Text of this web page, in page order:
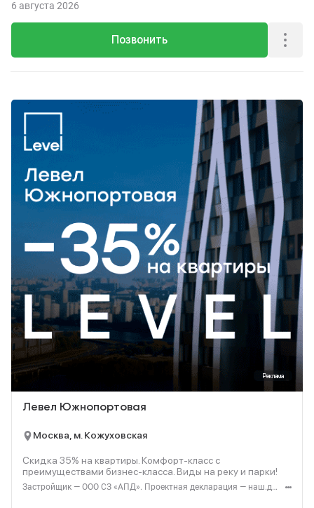
Позвонить
6 августа 2026
Реклама
Левел Южнопортовая
Москва, м. Кожуховская
Скидка 35% на квартиры. Комфорт-класс с
преимуществами бизнес-класса. Виды на реку и парки!
Застройщик — ООО СЗ «АПД». Проектная декларация — наш.дом.рф. Акция до 28.02.2026. Не оферта. Подробности — Level.ru